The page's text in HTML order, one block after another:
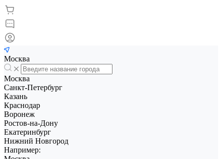
Москва
Москва
Санкт-Петербург
Казань
Краснодар
Воронеж
Ростов-на-Дону
Екатеринбург
Нижний Новгород
Например: